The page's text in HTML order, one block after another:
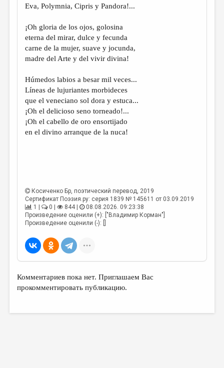
РЕЦЕНЗИРОВАНИЕ
ЦИКЛЫ ПУБЛИКАЦИЙ
ТРЕДИАКОВСКИЙ
МЕДИА
ВКОНТАКТЕ
Eva, Polymnia, Cipris y Pandora!...
¡Oh gloria de los ojos, golosina
eterna del mirar, dulce y fecunda
carne de la mujer, suave y jocunda,
madre del Arte y del vivir divina!
Húmedos labios a besar mil veces...
Líneas de lujuriantes morbideces
que el veneciano sol dora y estuca...
¡Oh el delicioso seno torneado!...
¡Oh el cabello de oro ensortijado
en el divino arranque de la nuca!
Косиченко Бр, поэтический перевод, 2019
Сертификат Поэзия.ру: серия 1839 № 145611 от 03.09.2019
1 |
0 | 844 |
08.08.2026. 09:23:38
Произведение оценили (+): ["Владимир Корман"]
Произведение оценили (-): []
Комментариев пока нет. Приглашаем Вас
прокомментировать публикацию.